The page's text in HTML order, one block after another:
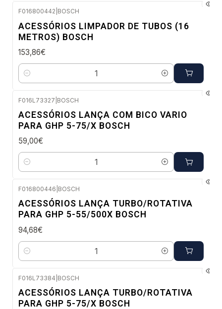
F016800442 BOSCH
ACESSÓRIOS LIMPADOR DE TUBOS (16
METROS) BOSCH
153,86€
Quantidade
F016L73327 BOSCH
ACESSÓRIOS LANÇA COM BICO VARIO
PARA GHP 5-75/X BOSCH
59,00€
Quantidade
F016800446 BOSCH
ACESSÓRIOS LANÇA TURBO/ROTATIVA
PARA GHP 5-55/500X BOSCH
94,68€
Quantidade
F016L73384 BOSCH
ACESSÓRIOS LANÇA TURBO/ROTATIVA
PARA GHP 5-75/X BOSCH